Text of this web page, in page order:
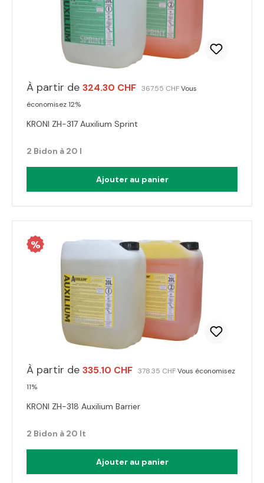
À partir de 324.30 CHF 367.55 CHFVous
économisez 12%
KRONI ZH-317 Auxilium Sprint
2 Bidon à 20 l
Ajouter au panier
%
À partir de 335.10 CHF 378.35 CHFVous économisez
11%
KRONI ZH-318 Auxilium Barrier
2 Bidon à 20 lt
Ajouter au panier